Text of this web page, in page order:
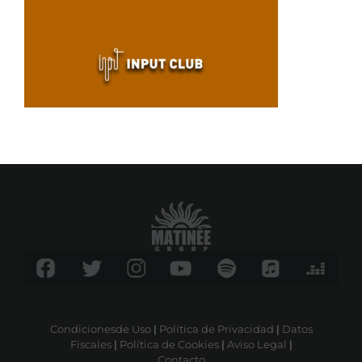
Condicionesde Uso| Política de Privacidad | Datos
Fiscales| Política de Cookies| Aviso Legal |